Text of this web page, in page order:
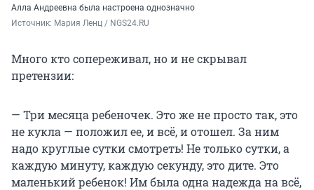
Алла Андреевна была настроена однозначно
Источник: Мария Ленц / NGS24.RU
Много кто сопереживал, но и не скрывал
претензии:
— Три месяца ребеночек. Это же не просто так, это
не кукла — положил ее, и всё, и отошел. За ним
надо круглые сутки смотреть! Не только сутки, а
каждую минуту, каждую секунду, это дите. Это
маленький ребенок! Им была одна надежда на всё,